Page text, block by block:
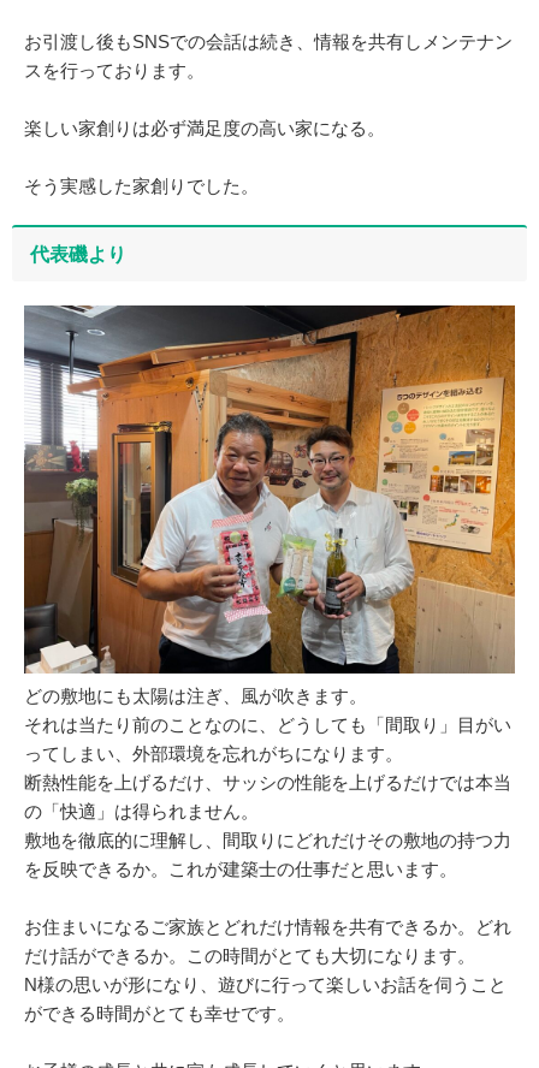
お引渡し後もSNSでの会話は続き、情報を共有しメンテナン
スを行っております。
楽しい家創りは必ず満足度の高い家になる。
そう実感した家創りでした。
代表磯より
どの敷地にも太陽は注ぎ、風が吹きます。
それは当たり前のことなのに、どうしても「間取り」目がい
ってしまい、外部環境を忘れがちになります。
断熱性能を上げるだけ、サッシの性能を上げるだけでは本当
の「快適」は得られません。
敷地を徹底的に理解し、間取りにどれだけその敷地の持つ力
を反映できるか。これが建築士の仕事だと思います。
お住まいになるご家族とどれだけ情報を共有できるか。どれ
だけ話ができるか。この時間がとても大切になります。
N様の思いが形になり、遊びに行って楽しいお話を伺うこと
ができる時間がとても幸せです。